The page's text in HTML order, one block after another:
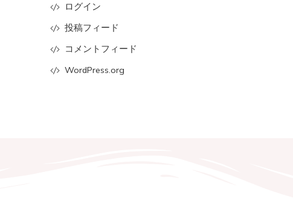
ログイン
投稿フィード
コメントフィード
WordPress.org